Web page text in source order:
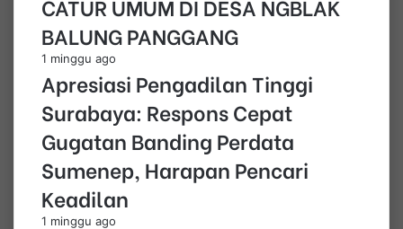
CATUR UMUM DI DESA NGBLAK
BALUNG PANGGANG
1 minggu ago
Apresiasi Pengadilan Tinggi
Surabaya: Respons Cepat
Gugatan Banding Perdata
Sumenep, Harapan Pencari
Keadilan
1 minggu ago